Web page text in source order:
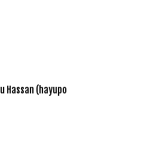
Hassan (hayupo